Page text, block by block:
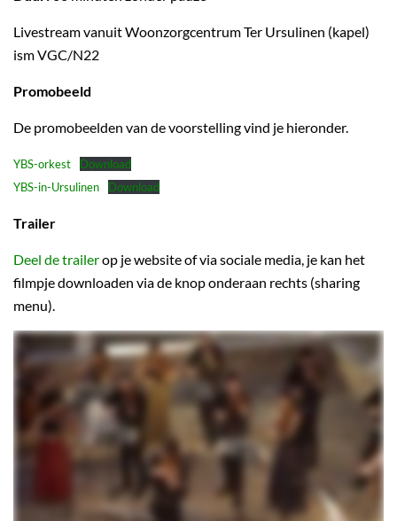
Livestream vanuit Woonzorgcentrum Ter Ursulinen (kapel)
ism VGC/N22
Promobeeld
De promobeelden van de voorstelling vind je hieronder.
YBS-orkest
Download
YBS-in-Ursulinen
Download
Trailer
Deel de trailerop je website of via sociale media, je kan het
filmpje downloaden via de knop onderaan rechts (sharing
menu).